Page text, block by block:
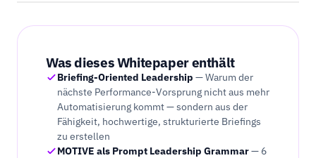
Was dieses Whitepaper enthält
Briefing-Oriented Leadership —Warum der
nächste Performance-Vorsprung nicht aus mehr
Automatisierung kommt — sondern aus der
Fähigkeit, hochwertige, strukturierte Briefings
zu erstellen
MOTIVE als Prompt Leadership Grammar— 6